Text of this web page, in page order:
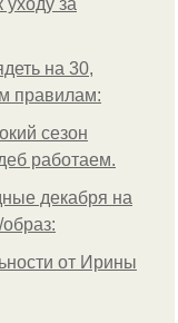
уходу за
на 30,
правилам:
сезон
работаем.
декабря на
от Ирины